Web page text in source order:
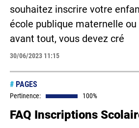
souhaitez inscrire votre
école publique maternelle
avant tout, vous devez cré
30/06/2023 11:15
# PAGES
Pertinence: 100%
FAQ Inscriptions